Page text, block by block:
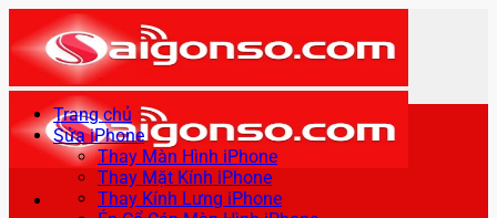
qua
nội
dung
Trang chủ
Sửa iPhone
Thay Màn Hình iPhone
Thay Mặt Kính iPhone
Thay Kính Lưng iPhone